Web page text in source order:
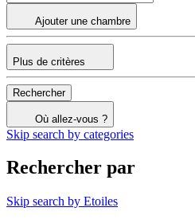
Ajouter une chambre
Plus de critères
Rechercher
Où allez-vous ?
Skip search by categories
Rechercher par
Skip search by Etoiles